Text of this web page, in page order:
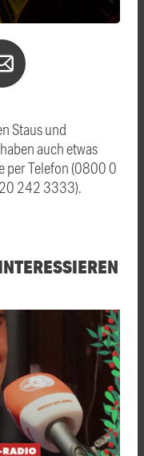
Staus und
auch etwas
per Telefon (0800 0
242 3333).